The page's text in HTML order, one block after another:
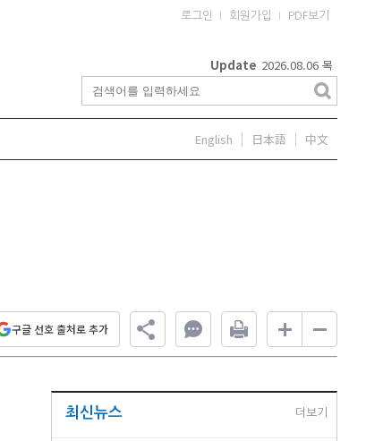
로그인 회원가입 PDF보기
Update 2026.08.06 목
English 日本語 中文
구글 선호 출처로 추가
최신뉴스 더보기